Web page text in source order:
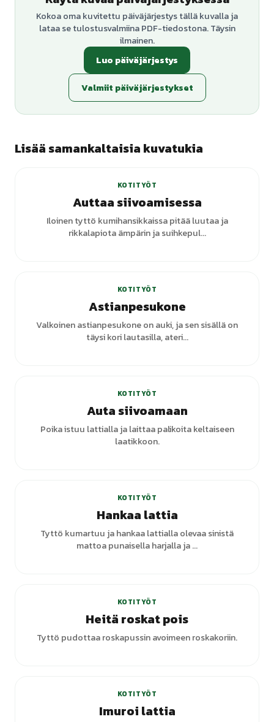
Kokoa oma kuvitettu päiväjärjestys tällä kuvalla ja
lataa se tulostusvalmiina PDF-tiedostona. Täysin
ilmainen.
Luo päiväjärjestys
Valmiit päiväjärjestykset
Lisää samankaltaisia kuvatukia
KOTITYÖT
Auttaa siivoamisessa
Iloinen tyttö kumihansikkaissa pitää luutaa ja
rikkalapiota ämpärin ja suihkepul...
KOTITYÖT
Astianpesukone
Valkoinen astianpesukone on auki, ja sen sisällä on
täysi kori lautasilla, ateri...
KOTITYÖT
Auta siivoamaan
Poika istuu lattialla ja laittaa palikoita keltaiseen
laatikkoon.
KOTITYÖT
Hankaa lattia
Tyttö kumartuu ja hankaa lattialla olevaa sinistä
mattoa punaisella harjalla ja ...
KOTITYÖT
Heitä roskat pois
Tyttö pudottaa roskapussin avoimeen roskakoriin.
KOTITYÖT
Imuroi lattia